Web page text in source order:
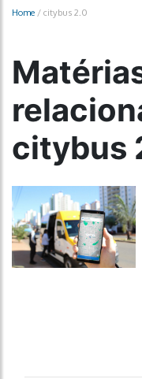
Home / citybus 2.0
citybus